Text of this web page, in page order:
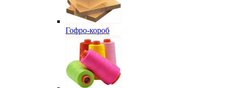
Гофро-короб